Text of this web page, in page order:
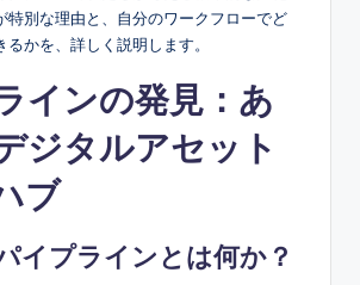
特別な理由と、自分のワークフローでど
かを、詳しく説明します。
インの発見：あ
ジタルアセット
ブ
イプラインとは何か？